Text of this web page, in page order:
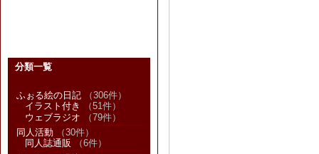
分類一覧
ふぉる絵の日記 （306件）
イラスト付き
（51件）
ウェブラジオ （79件）
同人活動 （30件）
同人誌通販 （6件）